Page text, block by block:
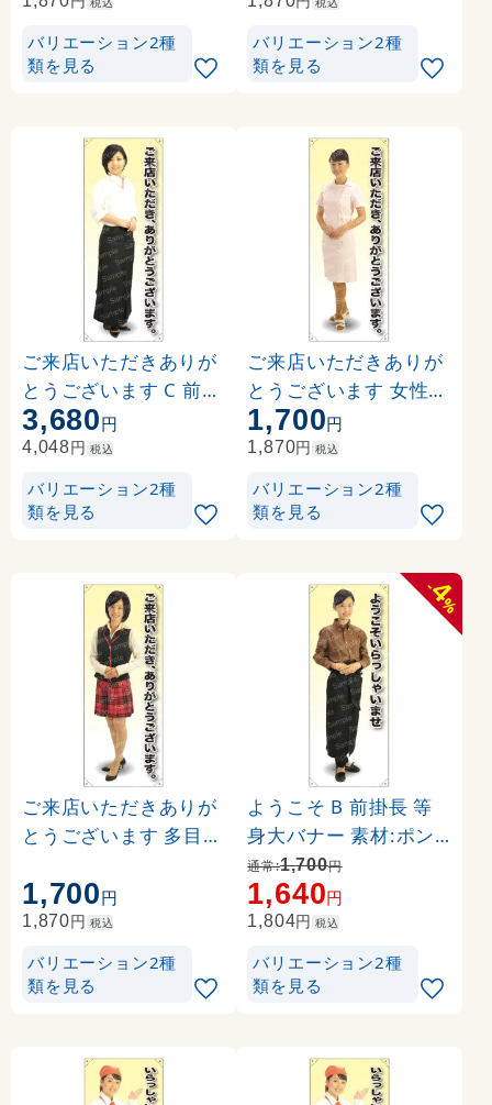
バリエーション2種
類を見る
バリエーション2種
類を見る
ご来店いただきありが
とうございます C 前掛
長 等身大バナー 素材:
トロマット(厚手生地) (
3,680円
4,048円 税込
バリエーション2種
類を見る
ご来店いただきありが
とうございます 女性白
衣 等身大バナー 素材:
ポンジ(薄手生地) (622
1,700円
1,870円 税込
バリエーション2種
類を見る
ご来店いただきありが
とうございます 多目的
ナー 素材:ポンジ(薄手
生地) (62288)
1,700円
1,870円 税込
バリエーション2種
類を見る
-
4
%
ようこそ B 前掛長 等
身大バナー 素材:ポン
ジ(薄手生地) (62310)
通常:1,700円
1,640円
1,804円 税込
バリエーション2種
類を見る